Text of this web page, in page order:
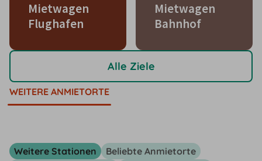
Mietwagen
Flughafen
Mietwagen
Bahnhof
Alle Ziele
WEITERE ANMIETORTE
Weitere Stationen
Beliebte Anmietorte